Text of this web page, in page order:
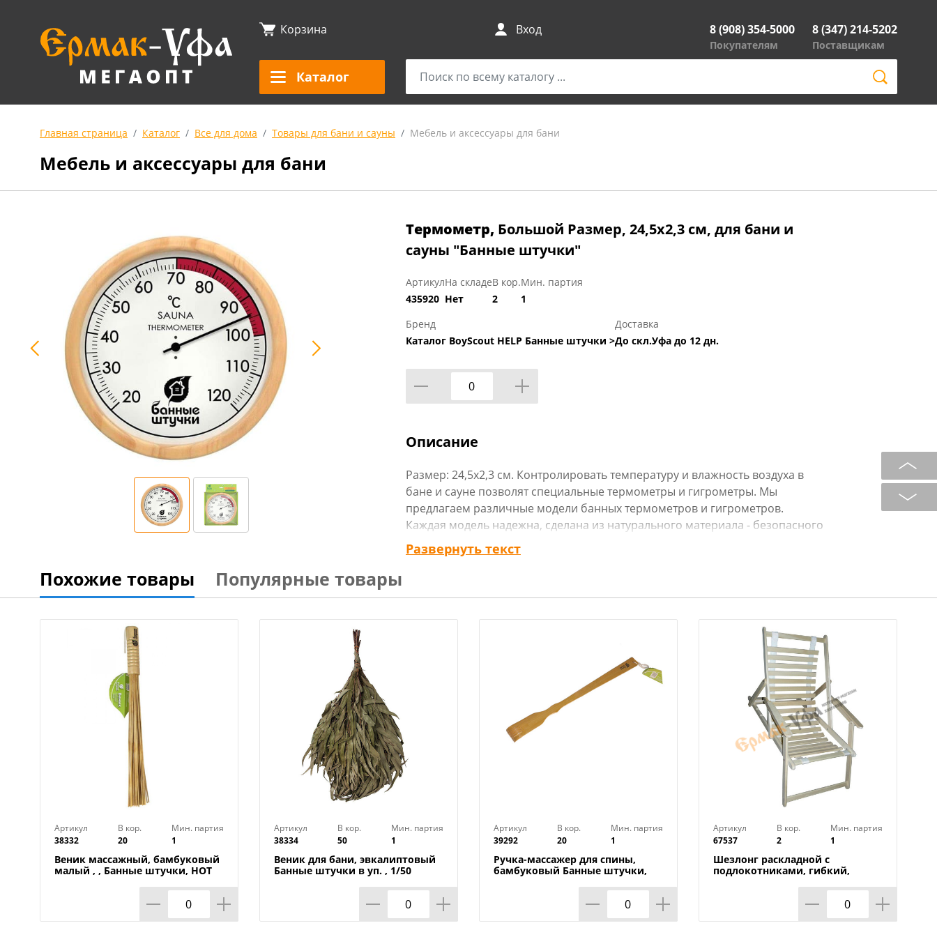
Корзина Вход 8 (908) 354-5000
Покупателям
8 (347) 214-5202
Поставщикам
Каталог
Главная страница Каталог Все для дома Товары для бани и сауны Мебель и аксессуары для бани
Мебель и аксессуары для бани
Термометр, Большой Размер, 24,5х2,3 см, для бани и
сауны "Банные штучки"
Артикул
435920
На складе
Нет
В кор.
2
Мин. партия
1
Бренд
Каталог BoyScout HELP Банные штучки >
Доставка
До скл.Уфа до 12 дн.
Описание
Размер: 24,5х2,3 см. Контролировать температуру и влажность воздуха в
бане и сауне позволят специальные термометры и гигрометры. Мы
предлагаем различные модели банных термометров и гигрометров.
Каждая модель надежна, сделана из натурального материала - безопасного
для здоровья человека, имеет креативное решение, которое добавит
индивидуальности именно вашей бане. Русский человек любит ходить в
Развернуть текст
Похожие товары Популярные товары
Артикул
38332
В кор.
20
Мин. партия
1
Веник массажный, бамбуковый
малый , , Банные штучки, HOT
Артикул
38334
В кор.
50
Мин. партия
1
Веник для бани, эвкалиптовый
Банные штучки в уп. , 1/50
Артикул
39292
В кор.
20
Мин. партия
1
Ручка-массажер для спины,
бамбуковый Банные штучки,
Артикул
67537
В кор.
2
Мин. партия
1
Шезлонг раскладной с
подлокотниками, гибкий,